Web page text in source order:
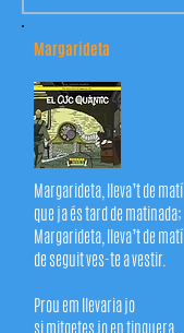
Margarideta
Margarideta, lleva’t de matí
que ja és tard de matinada;
Margarideta, lleva’t de matí
de seguit ves-te a vestir.
Prou em llevaria jo
si mitgetes jo en tinguera,